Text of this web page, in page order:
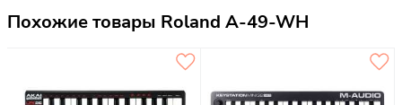
Похожие товары Roland A-49-WH